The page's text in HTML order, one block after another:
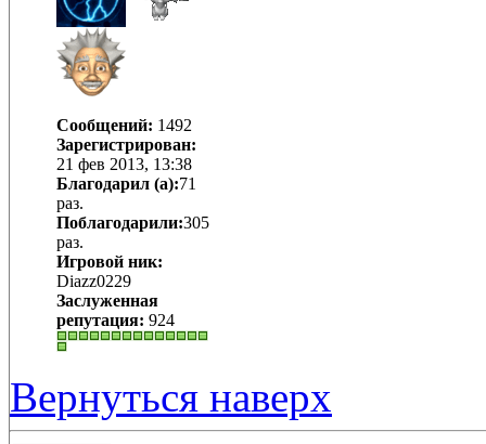
Сообщений: 1492
Зарегистрирован:
21 фев 2013, 13:38
Благодарил (а):71
раз.
Поблагодарили:305
раз.
Игровой ник:
Diazz0229
Заслуженная
репутация: 924
Вернуться наверх